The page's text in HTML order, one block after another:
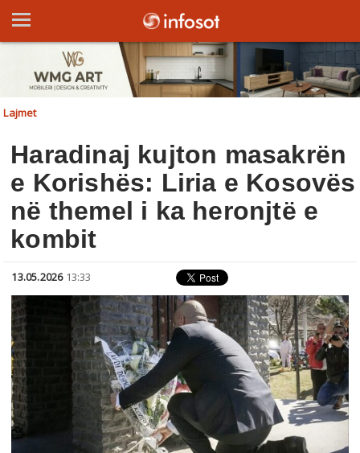
Lajmet
Haradinaj kujton masakrën
e Korishës: Liria e Kosovës
në themel i ka heronjtë e
kombit
13.05.2026 13:33